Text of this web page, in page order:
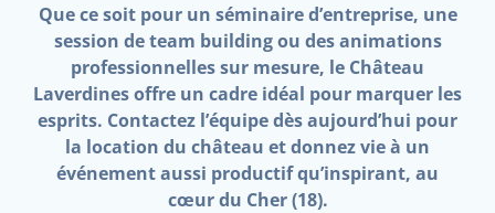
Que ce soit pour un séminaire d’entreprise, une
session de team building ou des animations
professionnelles sur mesure, le Château
Laverdines offre un cadre idéal pour marquer les
esprits. Contactez l’équipe dès aujourd’hui pour
la location du château et donnez vie à un
événement aussi productif qu’inspirant, au
cœur du Cher (18).